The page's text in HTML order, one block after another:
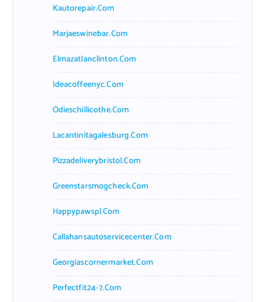
Kautorepair.com
Marjaeswinebar.com
Elmazatlanclinton.com
Ideacoffeenyc.com
Odieschillicothe.com
Lacantinitagalesburg.com
Pizzadeliverybristol.com
Greenstarsmogcheck.com
Happypawspl.com
Callahansautoservicecenter.com
Georgiascornermarket.com
Perfectfit24-7.com